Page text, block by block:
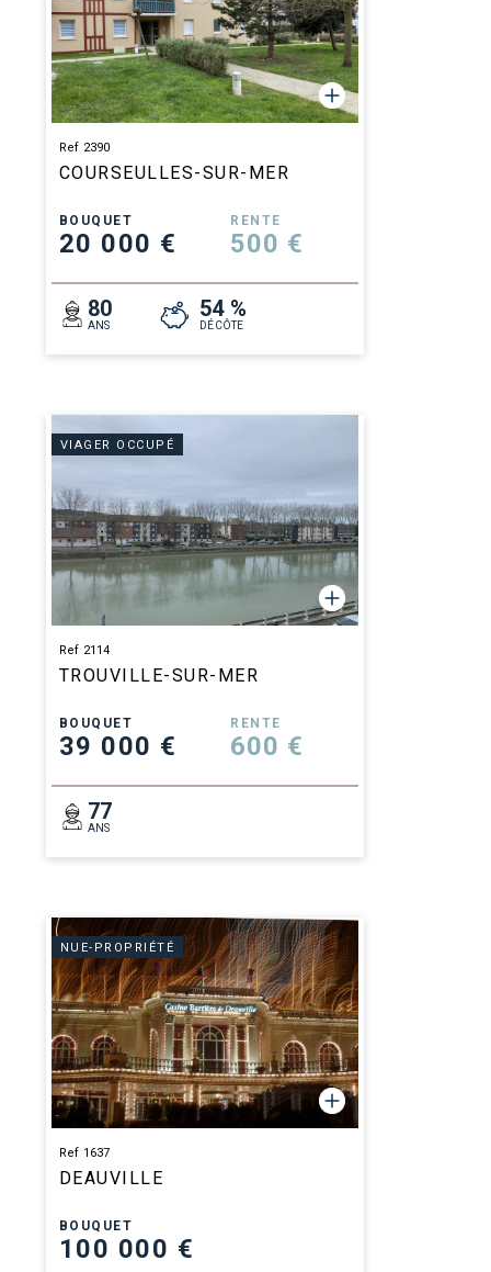
Ref 2390
COURSEULLES-SUR-MER
BOUQUET
20 000 €
RENTE
500 €
80
ANS
54 %
DÉCÔTE
VIAGER OCCUPÉ
Ref 2114
TROUVILLE-SUR-MER
BOUQUET
39 000 €
RENTE
600 €
77
ANS
NUE-PROPRIÉTÉ
Ref 1637
DEAUVILLE
BOUQUET
100 000 €